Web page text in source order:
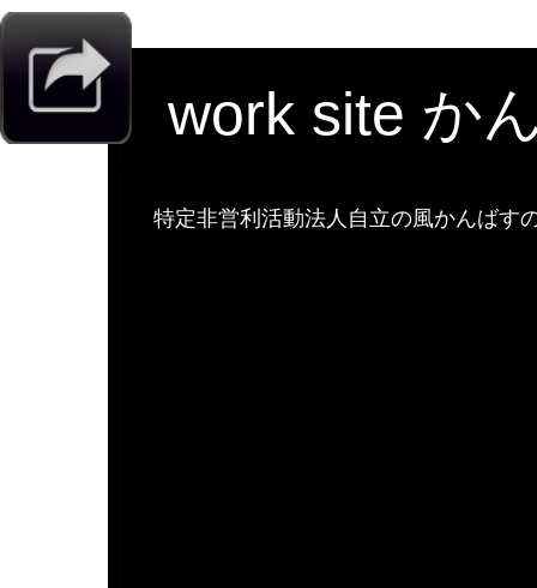
work site か
特定非営利活動法人自立の風かんばす